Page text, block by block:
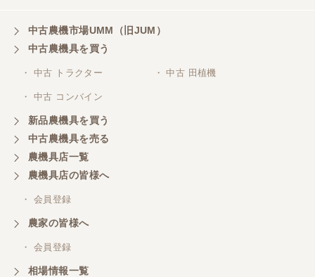
三重県／株式会社 ケイ・エス・エンタープライズ
中古農機市場UMM（旧JUM）
中古農機具を買う
・ 中古 トラクター ・ 中古 田植機
・ 中古 コンバイン
新品農機具を買う
中古農機具を売る
農機具店一覧
農機具店の皆様へ
・ 会員登録
農家の皆様へ
・ 会員登録
相場情報一覧